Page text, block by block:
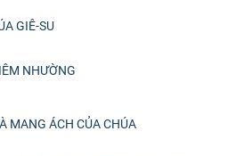
GIÊ-SU
NHƯỜNG
MANG ÁCH CỦA CHÚA